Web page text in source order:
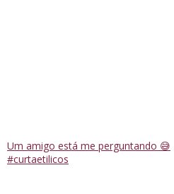
Um amigo está me perguntando 😅
#curtaetilicos